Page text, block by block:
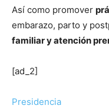
Así como promover
embarazo, parto y
familiar y atención
[ad_2]
Presidencia